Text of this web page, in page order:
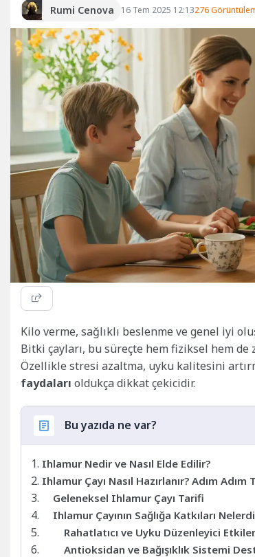
Rumi Cenova 16 Tem 2025 12:13276
Kilo verme, sağlıklı beslenme ve genel iyi
Bitki çayları, bu süreçte hem fiziksel hem de
Özellikle stresi azaltma, uyku kalitesini
faydaları oldukça dikkat çekicidir.
Bu yazıda ne var?
Ihlamur Nedir ve Nasıl Elde Edilir?
Ihlamur Çayı Nasıl Hazırlanır? Adım Adım
Geleneksel Ihlamur Çayı Tarifi
Ihlamur Çayının Sağlığa Katkıları
Rahatlatıcı ve Uyku Düzenleyici Etkiler
Antioksidan ve Bağışıklık Sistemi